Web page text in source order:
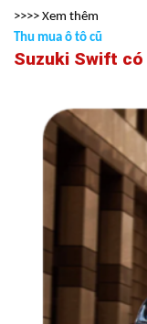
>>>> Xem thêm
Thu mua ô tô cũ
Suzuki Swift